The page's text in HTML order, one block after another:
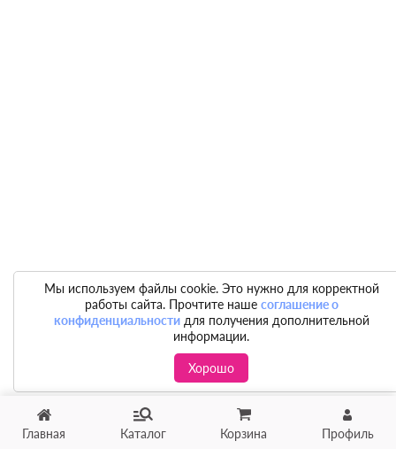
Главная Каталог Корзина Профиль
Мы используем файлы cookie. Это нужно для корректной
работы сайта. Прочтите наше соглашение о
конфиденциальностидля получения дополнительной
информации.
Хорошо